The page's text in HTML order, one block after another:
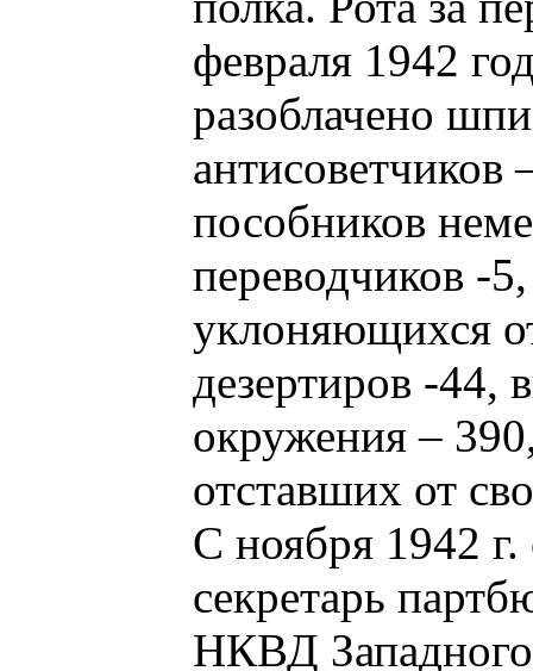
февраля 1942
разоблачено
антисоветчиков
пособников
переводчиков -
уклоняющихся
дезертиров -
окружения –
отставших от
С ноября 1942
секретарь
НКВД